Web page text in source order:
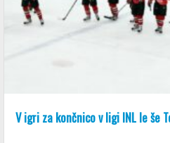
V igri za končnico v ligi INL le še